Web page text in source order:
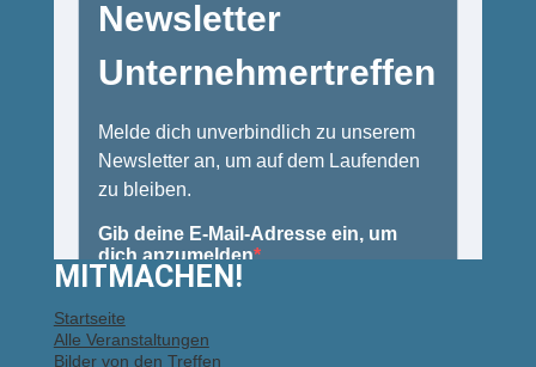
MITMACHEN!
Startseite
Alle Veranstaltungen
Bilder von den Treffen